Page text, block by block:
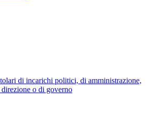
di incarichi politici, di amministrazione,
o di governo